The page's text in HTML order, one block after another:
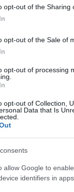
opt-out of the Sharing
opt-out of the Sale of
opt-out of processing
opt-out of Collection,
Data that Is
allow Google to
identifiers in apps.